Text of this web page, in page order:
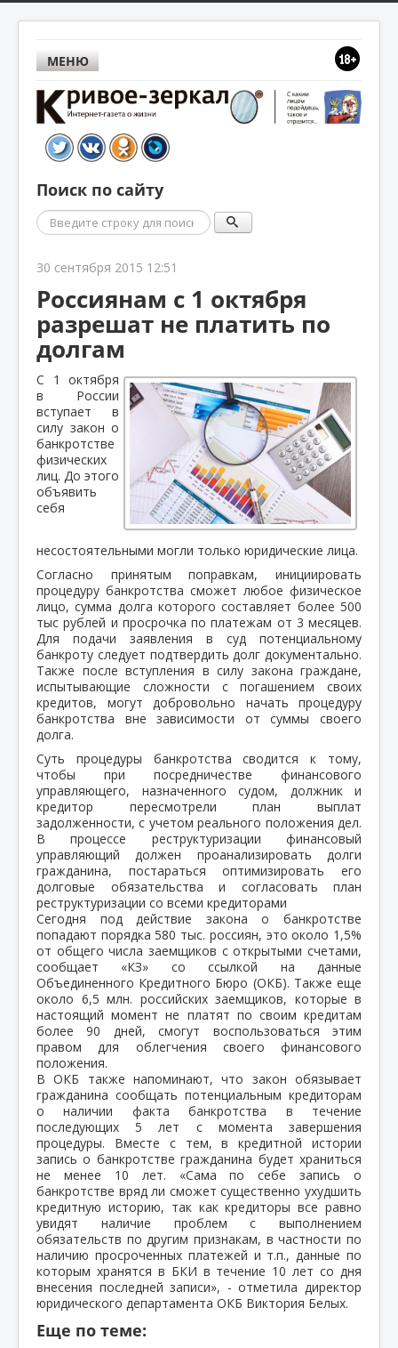
МЕНЮ
Поиск по сайту
Поиск
30 сентября 2015 12:51
Россиянам с 1 октября
разрешат не платить по
долгам
С 1 октября
в России
вступает в
силу закон о
банкротстве
физических
лиц. До этого
объявить
себя
несостоятельными могли только юридические лица.
Согласно принятым поправкам, инициировать
процедуру банкротства сможет любое физическое
лицо, сумма долга которого составляет более 500
тыс рублей и просрочка по платежам от 3 месяцев.
Для подачи заявления в суд потенциальному
банкроту следует подтвердить долг документально.
Также после вступления в силу закона граждане,
испытывающие сложности с погашением своих
кредитов, могут добровольно начать процедуру
банкротства вне зависимости от суммы своего
долга.
Суть процедуры банкротства сводится к тому,
чтобы при посредничестве финансового
управляющего, назначенного судом, должник и
кредитор пересмотрели план выплат
задолженности, с учетом реального положения дел.
В процессе реструктуризации финансовый
управляющий должен проанализировать долги
гражданина, постараться оптимизировать его
долговые обязательства и согласовать план
реструктуризации со всеми кредиторами
Сегодня под действие закона о банкротстве
попадают порядка 580 тыс. россиян, это около 1,5%
от общего числа заемщиков с открытыми счетами,
сообщает «КЗ» со ссылкой на данные
Объединенного Кредитного Бюро (ОКБ). Также еще
около 6,5 млн. российских заемщиков, которые в
настоящий момент не платят по своим кредитам
более 90 дней, смогут воспользоваться этим
правом для облегчения своего финансового
положения.
В ОКБ также напоминают, что закон обязывает
гражданина сообщать потенциальным кредиторам
о наличии факта банкротства в течение
последующих 5 лет с момента завершения
процедуры. Вместе с тем, в кредитной истории
запись о банкротстве гражданина будет храниться
не менее 10 лет. «Сама по себе запись о
банкротстве вряд ли сможет существенно ухудшить
кредитную историю, так как кредиторы все равно
увидят наличие проблем с выполнением
обязательств по другим признакам, в частности по
наличию просроченных платежей и т.п., данные по
которым хранятся в БКИ в течение 10 лет со дня
внесения последней записи», - отметила директор
юридического департамента ОКБ Виктория Белых.
Еще по теме: